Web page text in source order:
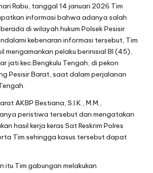
Rabu, tanggal 14 januari 2026 Tim
informasi bahwa adanya salah
di wilayah hukum Polsek Pesisir
kebenaran informasi tersebut, Tim
mengamankan pelaku berinisial BI (45),
jati kec.Bengkulu Tengah, di pekon
Pesisir Barat, saat dalam perjalanan
AKBP Bestiana, S.I.K., M.M.,
peristiwa tersebut dan mengatakan
hasil kerja keras Sat Reskrim Polres
Tim sehingga kasus tersebut dapat
itu Tim gabungan melakukan